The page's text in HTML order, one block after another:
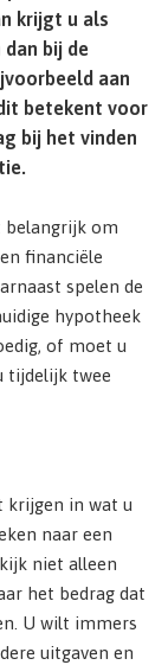
krijgt u als
bij de
aan
betekent voor
bij het vinden
belangrijk om
financiële
spelen de
hypotheek
of moet u
tijdelijk twee
krijgen in wat u
naar een
niet alleen
het bedrag dat
U wilt immers
uitgaven en